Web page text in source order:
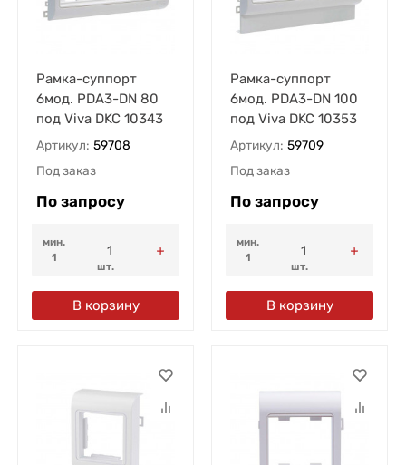
Рамка-суппорт
6мод. PDA3-DN 80
под Viva DKC 10343
Артикул: 59708
Под заказ
По запросу
мин.
1
шт.
В корзину
Рамка-суппорт
6мод. PDA3-DN 100
под Viva DKC 10353
Артикул: 59709
Под заказ
По запросу
мин.
1
шт.
В корзину